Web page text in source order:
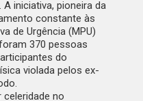
iniciativa, pioneira da
constante às
de Urgência (MPU)
370 pessoas
do
violada pelos ex-
no